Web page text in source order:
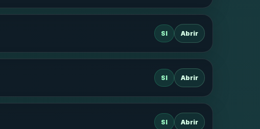
SI Abrir
SI Abrir
SI Abrir